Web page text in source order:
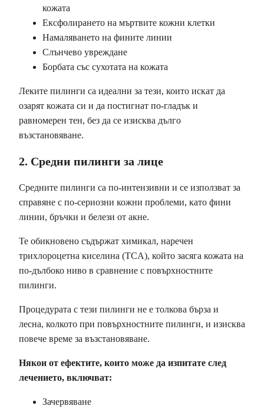
кожата
Ексфолирането на мъртвите кожни клетки
Намаляването на фините линии
Слънчево увреждане
Борбата със сухотата на кожата
Леките пилинги са идеални за тези, които искат да
озарят кожата си и да постигнат по-гладък и
равномерен тен, без да се изисква дълго
възстановяване.
2. Средни пилинги за лице
Средните пилинги са по-интензивни и се използват за
справяне с по-сериозни кожни проблеми, като фини
линии, бръчки и белези от акне.
Те обикновено съдържат химикал, наречен
трихлороцетна киселина (TCA), който засяга кожата на
по-дълбоко ниво в сравнение с повърхностните
пилинги.
Процедурата с тези пилинги не е толкова бърза и
лесна, колкото при повърхностните пилинги, и изисква
повече време за възстановяване.
Някои от ефектите, които може да изпитате след
лечението, включват:
Зачервяване